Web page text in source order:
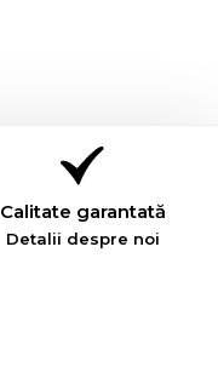
Calitate garantată
Detalii despre noi